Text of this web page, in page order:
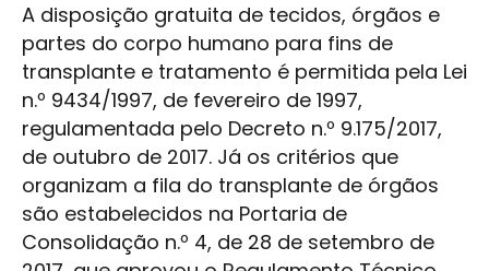
A disposição gratuita de tecidos, órgãos e
partes do corpo humano para fins de
transplante e tratamento é permitida pela Lei
n.º 9434/1997, de fevereiro de 1997,
regulamentada pelo Decreto n.º 9.175/2017,
de outubro de 2017. Já os critérios que
organizam a fila do transplante de órgãos
são estabelecidos na Portaria de
Consolidação n.º 4, de 28 de setembro de